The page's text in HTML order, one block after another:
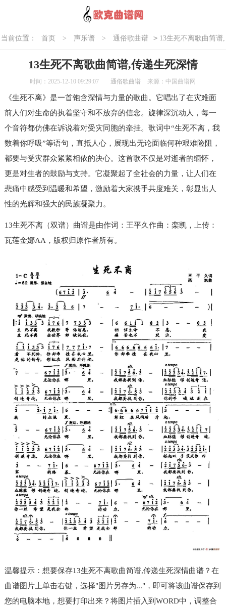
当前位置： 首页 > 声乐谱 > 通俗歌曲谱 > 13生死不离歌曲简谱,
13生死不离歌曲简谱,传递生死深情
时间：2025-12-10 09:29:07 通俗歌曲谱 来源：中国曲谱网
《生死不离》是一首饱含深情与力量的歌曲。它唱出了在灾难面
前人们对生命的执着坚守和不放弃的信念。旋律深沉动人，每一
个音符都仿佛在诉说着对受灾同胞的牵挂。歌词中“生死不离，我
数着你呼吸”等语句，直抵人心，展现出无论面临何种艰难险阻，
都要与受灾群众紧紧相依的决心。这首歌不仅是对逝者的缅怀，
更是对生者的鼓励与支持。它凝聚起了全社会的力量，让人们在
悲痛中感受到温暖和希望，激励着大家携手共度难关，彰显出人
性的光辉和强大的民族凝聚力。
13生死不离（双谱）曲谱是由作词：王平久作曲：栾凯，上传：
瓦莲金娜AA，版权归原作者所有。
温馨提示：想要保存13生死不离歌曲简谱,传递生死深情曲谱？在
曲谱图片上单击右键，选择"图片另存为..."，即可将该曲谱保存到
您的电脑本地，想要打印出来？将图片插入到WORD中，调整合